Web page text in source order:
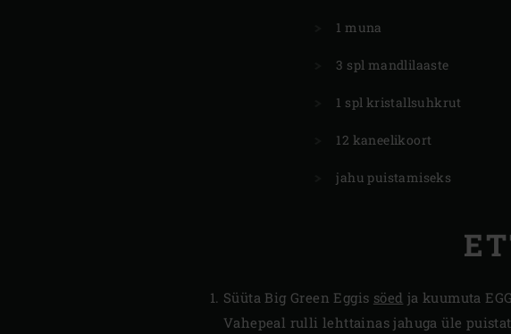
1 muna
3 spl mandlilaaste
1 spl kristallsuhkrut
12 kaneelikoort
jahu puistamiseks
Süüta Big Green Eggis söed ja kuumuta
Vahepeal rulli lehttainas jahuga üle